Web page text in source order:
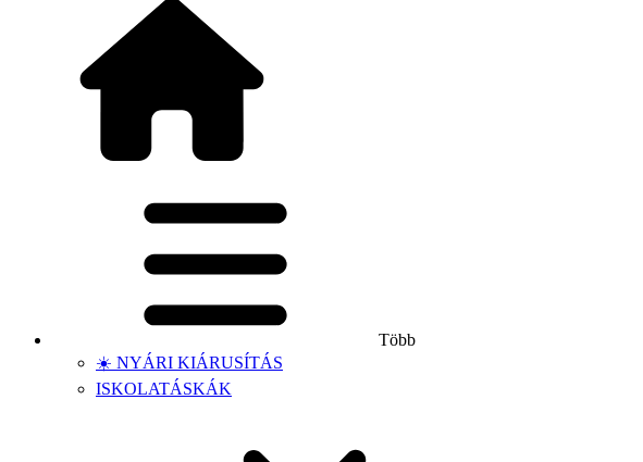
Több
☀️ NYÁRI KIÁRUSÍTÁS
ISKOLATÁSKÁK